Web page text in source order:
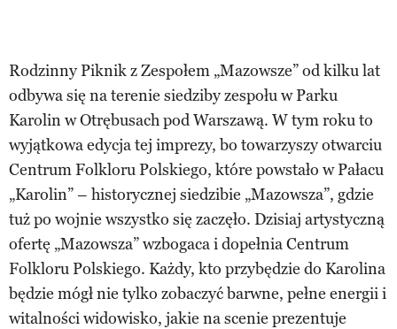
Rodzinny Piknik z Zespołem „Mazowsze” od kilku lat
odbywa się na terenie siedziby zespołu w Parku
Karolin w Otrębusach pod Warszawą. W tym roku to
wyjątkowa edycja tej imprezy, bo towarzyszy otwarciu
Centrum Folkloru Polskiego, które powstało w Pałacu
„Karolin” – historycznej siedzibie „Mazowsza”, gdzie
tuż po wojnie wszystko się zaczęło. Dzisiaj artystyczną
ofertę „Mazowsza” wzbogaca i dopełnia Centrum
Folkloru Polskiego. Każdy, kto przybędzie do Karolina
będzie mógł nie tylko zobaczyć barwne, pełne energii i
witalności widowisko, jakie na scenie prezentuje